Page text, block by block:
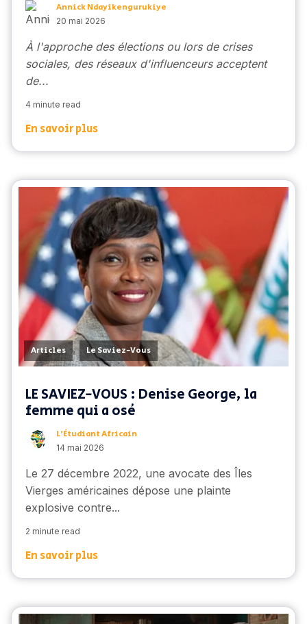
Annick Ndayikengurukiye
20 mai 2026
À l'approche des élections ou lors de crises
sociales, des réseaux d'influenceurs acceptent
de...
4 minute read
En savoir plus
Articles , Le Saviez-Vous
LE SAVIEZ-VOUS : Denise George, la
femme qui a osé
L’Étudiant Africain
14 mai 2026
Le 27 décembre 2022, une avocate des Îles
Vierges américaines dépose une plainte
explosive contre...
2 minute read
En savoir plus